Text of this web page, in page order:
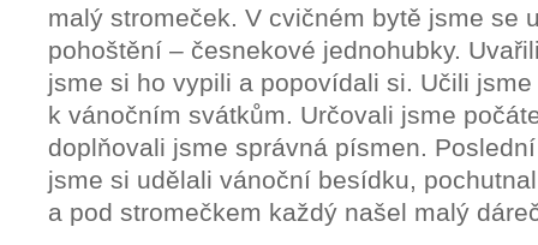
malý stromeček. V cvičném bytě jsme se
pohoštění – česnekové jednohubky.
jsme si ho vypili a popovídali si. Učili
k vánočním svátkům. Určovali jsme
doplňovali jsme správná písmen.
jsme si udělali vánoční besídku,
a pod stromečkem každý našel malý